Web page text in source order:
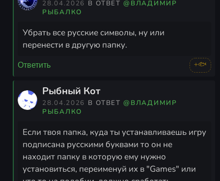
28.04.2026 В ОТВЕТ@ВЛАДИМИР
РЫБАЛКО
Убрать все русские символы, ну или
перенести в другую папку.
Ответить +🐟
Рыбный Кот
28.04.2026 В ОТВЕТ@ВЛАДИМИР
РЫБАЛКО
Если твоя папка, куда ты устанавливаешь игру
подписана русскими буквами то он не
находит папку в которую ему нужно
установиться, переименуй их в "Games" или